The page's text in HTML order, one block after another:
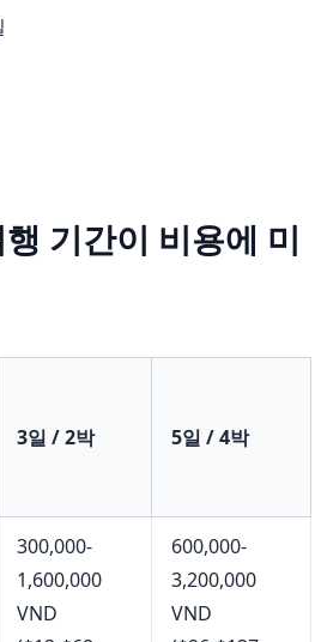
기간이 비용에 미
3일 / 2박 5일 / 4박
300,000-
1,600,000
VND
600,000-
3,200,000
VND